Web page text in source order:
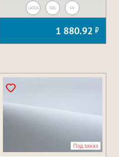
LATEX SOL UV
1 880.92
Под заказ